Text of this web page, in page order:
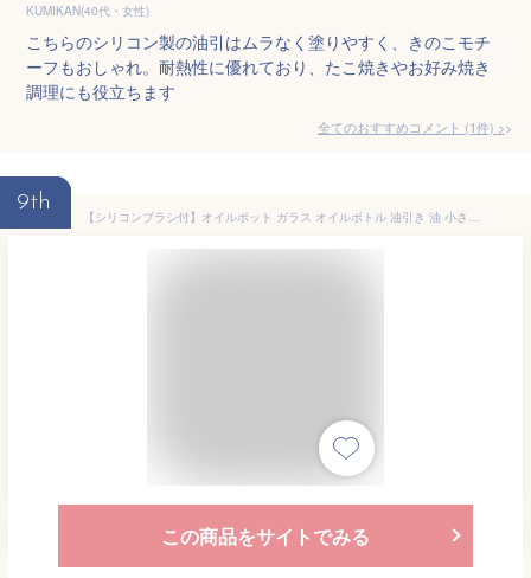
KUMIKAN(40代・女性)
こちらのシリコン製の油引はムラなく塗りやすく、きのこモチ
ーフもおしゃれ。耐熱性に優れており、たこ焼きやお好み焼き
調理にも役立ちます
全てのおすすめコメント (1件) >
9th
【シリコンブラシ付】オイルポット ガラス オイルボトル 油引き 油 小さい 液だれしない ミニオイルポット 送料無料 おしゃれ キッチン プレゼント バーベキュー BBQ ホットプレート たこ焼き たこパ 鉄板焼き フライパン グリル 時短 小分け
この商品をサイトでみる